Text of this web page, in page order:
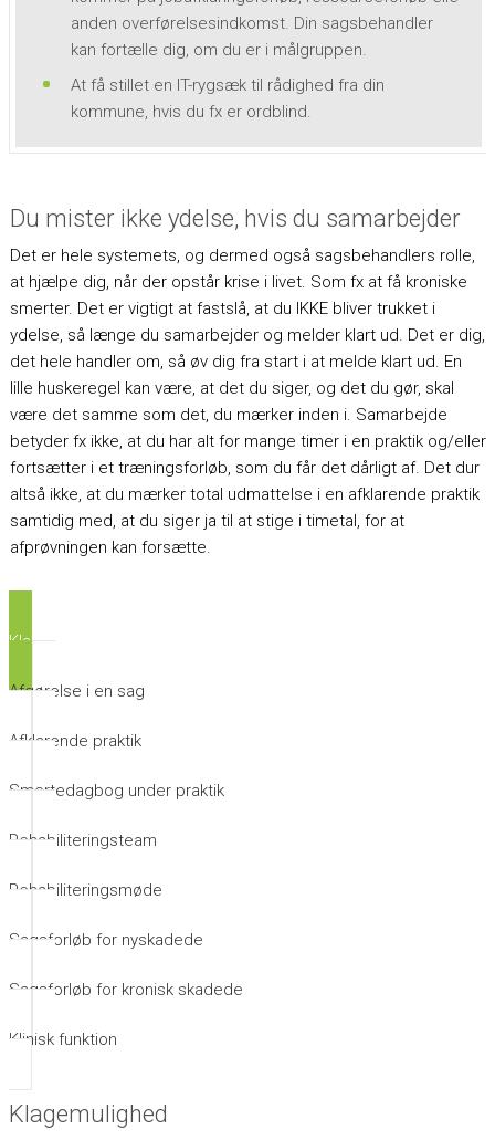
anden overførelsesindkomst. Din sagsbehandler
kan fortælle dig, om du er i målgruppen.
At få stillet en IT-rygsæk til rådighed fra din
kommune, hvis du fx er ordblind.
Du mister ikke ydelse, hvis du samarbejder
Det er hele systemets, og dermed også sagsbehandlers rolle,
at hjælpe dig, når der opstår krise i livet. Som fx at få kroniske
smerter. Det er vigtigt at fastslå, at du IKKE bliver trukket i
ydelse, så længe du samarbejder og melder klart ud. Det er dig,
det hele handler om, så øv dig fra start i at melde klart ud. En
lille huskeregel kan være, at det du siger, og det du gør, skal
være det samme som det, du mærker inden i. Samarbejde
betyder fx ikke, at du har alt for mange timer i en praktik og/eller
fortsætter i et træningsforløb, som du får det dårligt af. Det dur
altså ikke, at du mærker total udmattelse i en afklarende praktik
samtidig med, at du siger ja til at stige i timetal, for at
afprøvningen kan forsætte.
Klagemulighed
Afgørelse i en sag
Afklarende praktik
Smertedagbog under praktik
Rehabiliteringsteam
Rehabiliteringsmøde
Sagsforløb for nyskadede
Sagsforløb for kronisk skadede
Klinisk funktion
Klagemulighed